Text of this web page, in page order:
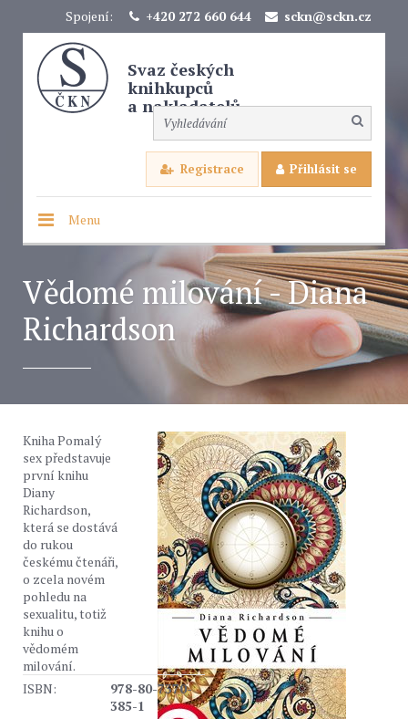
Spojení: +420 272 660 644 sckn@sckn.cz
Svaz českých
knihkupců
a nakladatelů
Registrace Přihlásit se
Menu
Vědomé milování - Diana
Richardson
Kniha Pomalý
sex představuje
první knihu
Diany
Richardson,
která se dostává
do rukou
českému čtenáři,
o zcela novém
pohledu na
sexualitu, totiž
knihu o
vědomém
milování.
ISBN:
978-80-7370-
385-1